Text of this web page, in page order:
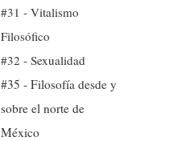
#31 - Vitalismo
Filosófico
#32 - Sexualidad
#35 - Filosofía desde y
sobre el norte de
México